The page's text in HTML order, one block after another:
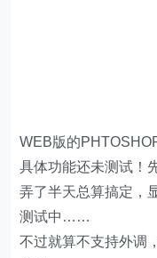
WEB版的
具体功能还未测试！
弄了半天总算搞定，
测试中……
不过就算不支持外调